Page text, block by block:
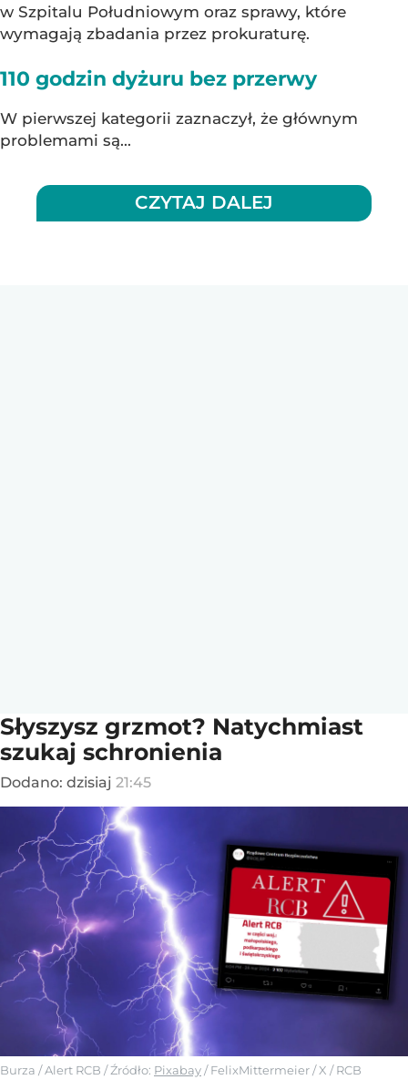
w Szpitalu Południowym oraz sprawy, które
wymagają zbadania przez prokuraturę.
110 godzin dyżuru bez przerwy
W pierwszej kategorii zaznaczył, że głównym
problemami są...
CZYTAJ DALEJ
Słyszysz grzmot? Natychmiast
szukaj schronienia
Dodano: dzisiaj 21:45
Burza / Alert RCB / Źródło: Pixabay/FelixMittermeier / X / RCB